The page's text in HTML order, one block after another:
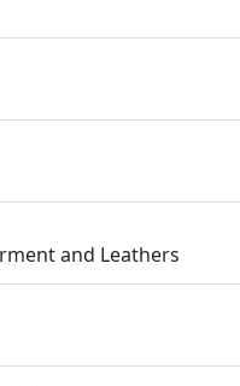
and Leathers